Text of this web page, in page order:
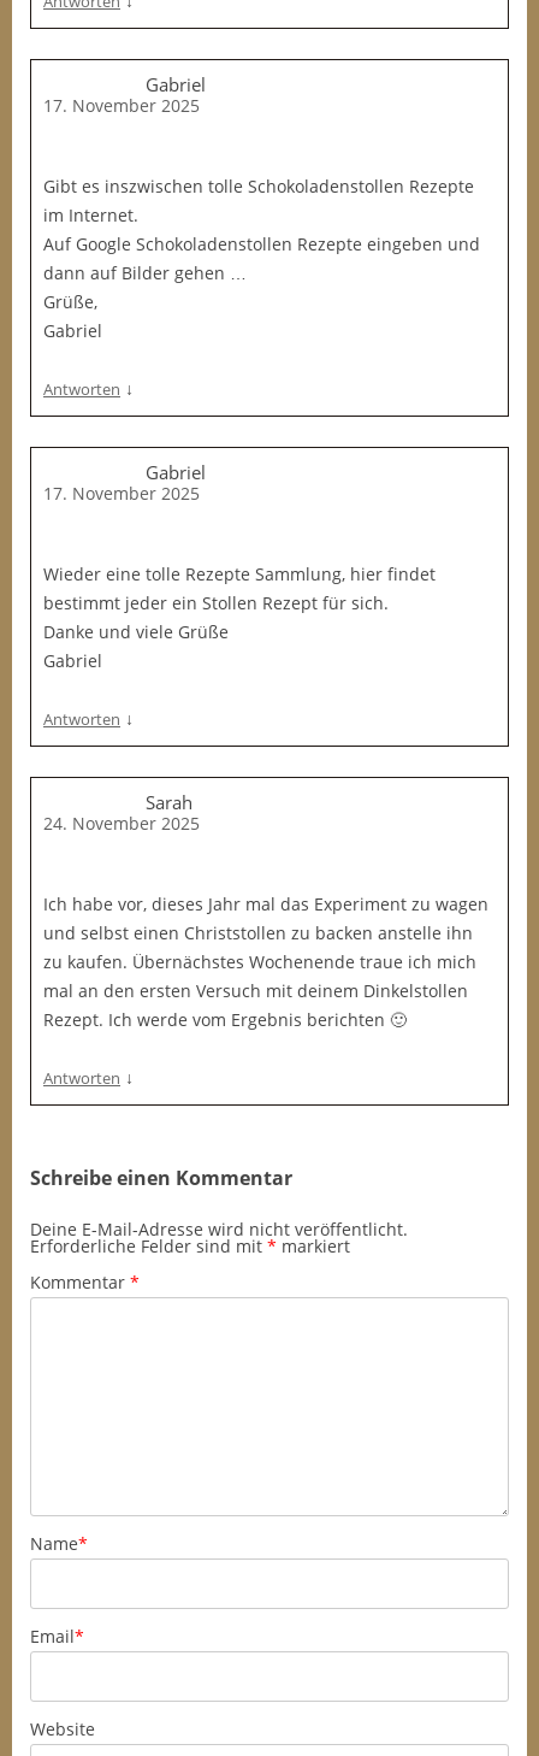
Gabriel
17. November 2025
Gibt es inszwischen tolle Schokoladenstollen Rezepte
im Internet.
Auf Google Schokoladenstollen Rezepte eingeben und
dann auf Bilder gehen …
Grüße,
Gabriel
Antworten ↓
Gabriel
17. November 2025
Wieder eine tolle Rezepte Sammlung, hier findet
bestimmt jeder ein Stollen Rezept für sich.
Danke und viele Grüße
Gabriel
Antworten ↓
Sarah
24. November 2025
Ich habe vor, dieses Jahr mal das Experiment zu wagen
und selbst einen Christstollen zu backen anstelle ihn
zu kaufen. Übernächstes Wochenende traue ich mich
mal an den ersten Versuch mit deinem Dinkelstollen
Rezept. Ich werde vom Ergebnis berichten 🙂
Antworten ↓
Schreibe einen Kommentar
Deine E-Mail-Adresse wird nicht veröffentlicht.
Erforderliche Felder sind mit * markiert
Kommentar *
Name*
Email*
Website